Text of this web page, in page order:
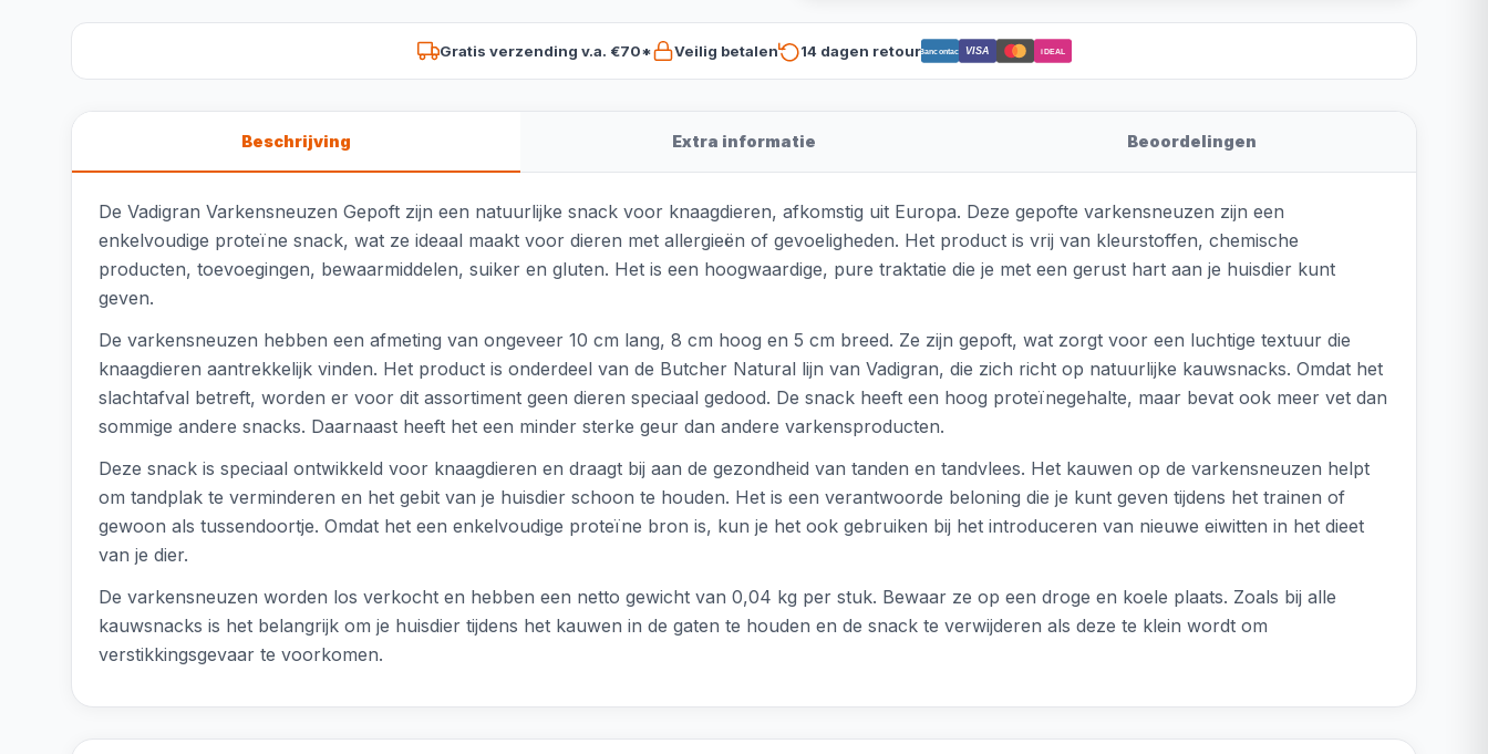
Gratis verzending v.a. €70* Veilig betalen 14 dagen retourBancontact VISA iDEAL
Beschrijving Extra informatie Beoordelingen
De Vadigran Varkensneuzen Gepoft zijn een natuurlijke snack voor knaagdieren, afkomstig uit Europa. Deze gepofte varkensneuzen zijn een
enkelvoudige proteïne snack, wat ze ideaal maakt voor dieren met allergieën of gevoeligheden. Het product is vrij van kleurstoffen, chemische
producten, toevoegingen, bewaarmiddelen, suiker en gluten. Het is een hoogwaardige, pure traktatie die je met een gerust hart aan je huisdier kunt
geven.
De varkensneuzen hebben een afmeting van ongeveer 10 cm lang, 8 cm hoog en 5 cm breed. Ze zijn gepoft, wat zorgt voor een luchtige textuur die
knaagdieren aantrekkelijk vinden. Het product is onderdeel van de Butcher Natural lijn van Vadigran, die zich richt op natuurlijke kauwsnacks. Omdat het
slachtafval betreft, worden er voor dit assortiment geen dieren speciaal gedood. De snack heeft een hoog proteïnegehalte, maar bevat ook meer vet dan
sommige andere snacks. Daarnaast heeft het een minder sterke geur dan andere varkensproducten.
Deze snack is speciaal ontwikkeld voor knaagdieren en draagt bij aan de gezondheid van tanden en tandvlees. Het kauwen op de varkensneuzen helpt
om tandplak te verminderen en het gebit van je huisdier schoon te houden. Het is een verantwoorde beloning die je kunt geven tijdens het trainen of
gewoon als tussendoortje. Omdat het een enkelvoudige proteïne bron is, kun je het ook gebruiken bij het introduceren van nieuwe eiwitten in het dieet
van je dier.
De varkensneuzen worden los verkocht en hebben een netto gewicht van 0,04 kg per stuk. Bewaar ze op een droge en koele plaats. Zoals bij alle
kauwsnacks is het belangrijk om je huisdier tijdens het kauwen in de gaten te houden en de snack te verwijderen als deze te klein wordt om
verstikkingsgevaar te voorkomen.